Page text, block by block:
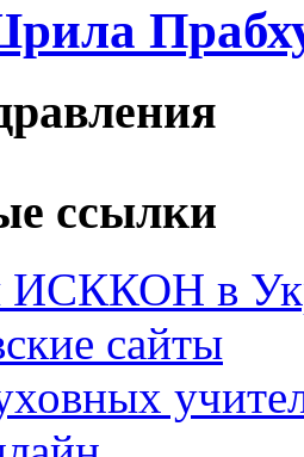
ссылки
в
сайты